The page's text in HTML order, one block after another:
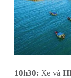
10h30: Xe và